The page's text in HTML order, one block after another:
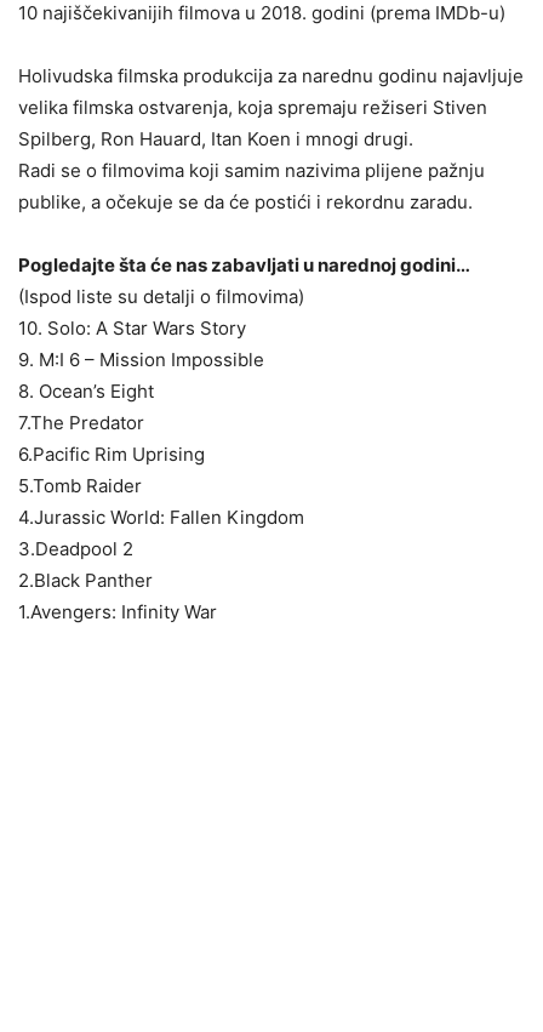
10 najiščekivanijih filmova u 2018. godini (prema IMDb-u)
Holivudska filmska produkcija za narednu godinu najavljuje
velika filmska ostvarenja, koja spremaju režiseri Stiven
Spilberg, Ron Hauard, Itan Koen i mnogi drugi.
Radi se o filmovima koji samim nazivima plijene pažnju
publike, a očekuje se da će postići i rekordnu zaradu.
Pogledajte šta će nas zabavljati u narednoj godini…
(Ispod liste su detalji o filmovima)
10. Solo: A Star Wars Story
9. M:I 6 – Mission Impossible
8. Ocean’s Eight
7.The Predator
6.Pacific Rim Uprising
5.Tomb Raider
4.Jurassic World: Fallen Kingdom
3.Deadpool 2
2.Black Panther
1.Avengers: Infinity War